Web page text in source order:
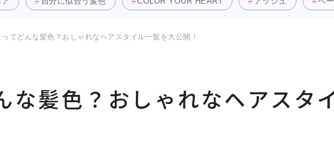
てどんな髪色？おしゃれなヘアスタイル一覧を大公開！
な髪色？おしゃれなヘアスタ